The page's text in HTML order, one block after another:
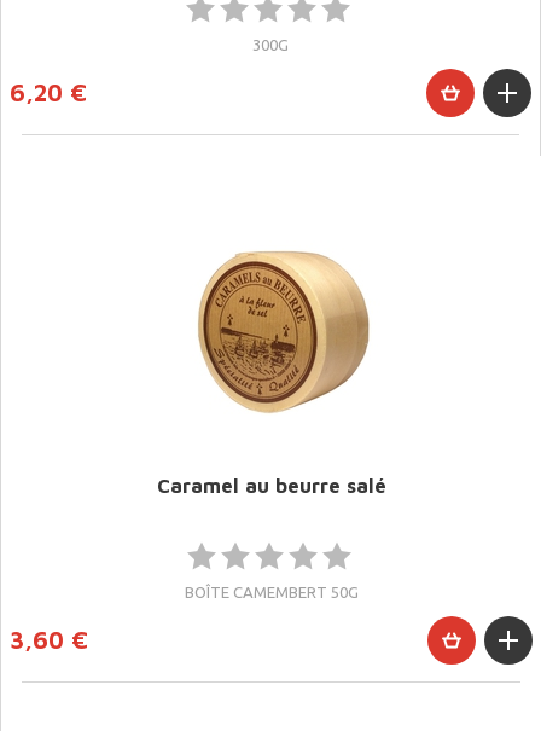
300G
6,20 €
Caramel au beurre salé
BOÎTE CAMEMBERT 50G
3,60 €